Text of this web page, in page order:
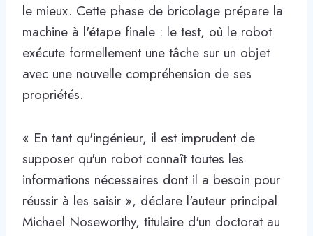
le mieux. Cette phase de bricolage prépare la
machine à l'étape finale : le test, où le robot
exécute formellement une tâche sur un objet
avec une nouvelle compréhension de ses
propriétés.
« En tant qu'ingénieur, il est imprudent de
supposer qu'un robot connaît toutes les
informations nécessaires dont il a besoin pour
réussir à les saisir », déclare l'auteur principal
Michael Noseworthy, titulaire d'un doctorat au